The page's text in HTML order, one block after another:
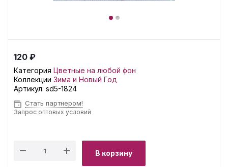
120 ₽
Категория Цветные на любой фон
Коллекции Зима и Новый Год
Артикул: sd5-1824
Стать партнером!
Запрос оптовых условий
В корзину